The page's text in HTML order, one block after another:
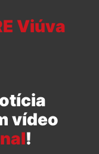
Viúva
vídeo
!